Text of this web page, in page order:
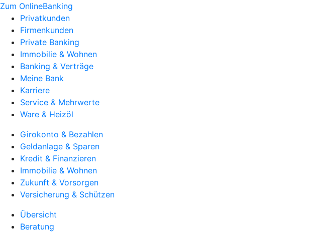
Zum OnlineBanking
Privatkunden
Firmenkunden
Private Banking
Immobilie & Wohnen
Banking & Verträge
Meine Bank
Karriere
Service & Mehrwerte
Ware & Heizöl
Girokonto & Bezahlen
Geldanlage & Sparen
Kredit & Finanzieren
Immobilie & Wohnen
Zukunft & Vorsorgen
Versicherung & Schützen
Übersicht
Beratung